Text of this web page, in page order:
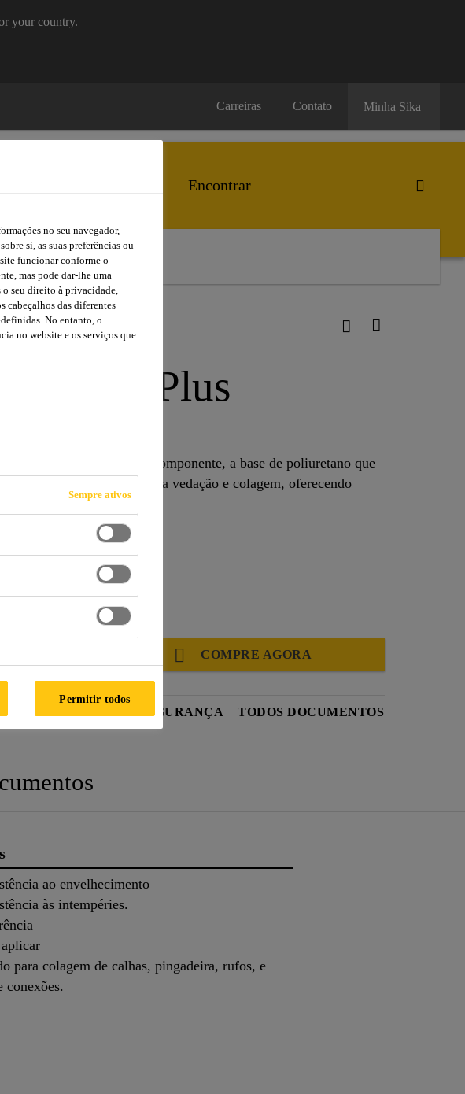
your country.
Carreiras Contato Minha Sika
Sela Plus
Híbrido
adesivo elástico, monocomponente, a base de poliuretano que
e adequado para vedação e colagem, oferecendo
da construção civil.
COMPRE AGORA
FICHA DE SEGURANÇA TODOS DOCUMENTOS
ao envelhecimento
às intempéries.
para colagem de calhas, pingadeira, rufos, e
conexões.
no seu navegador,
si, as suas preferências ou
funcionar conforme o
mas pode dar-lhe uma
o seu direito à privacidade,
cabeçalhos das diferentes
No entanto, o
no website e os serviços que
Sempre ativos
Permitir todos